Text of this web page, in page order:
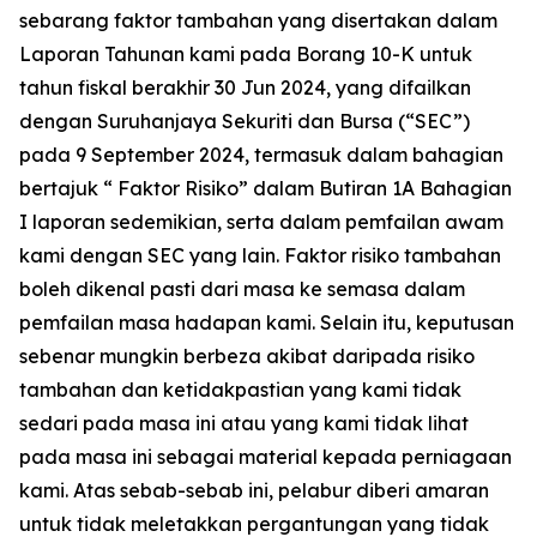
sebarang faktor tambahan yang disertakan dalam
Laporan Tahunan kami pada Borang 10-K untuk
tahun fiskal berakhir 30 Jun 2024, yang difailkan
dengan Suruhanjaya Sekuriti dan Bursa (“SEC”)
pada 9 September 2024, termasuk dalam bahagian
bertajuk “ Faktor Risiko” dalam Butiran 1A Bahagian
I laporan sedemikian, serta dalam pemfailan awam
kami dengan SEC yang lain. Faktor risiko tambahan
boleh dikenal pasti dari masa ke semasa dalam
pemfailan masa hadapan kami. Selain itu, keputusan
sebenar mungkin berbeza akibat daripada risiko
tambahan dan ketidakpastian yang kami tidak
sedari pada masa ini atau yang kami tidak lihat
pada masa ini sebagai material kepada perniagaan
kami. Atas sebab-sebab ini, pelabur diberi amaran
untuk tidak meletakkan pergantungan yang tidak